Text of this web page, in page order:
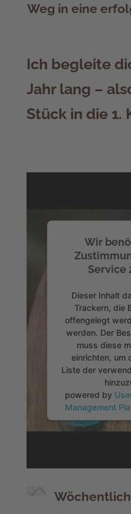
Weg in eine
Ich begleite
Jahr lang –
Stück in die 1.
Wir
Service
Dieser Inhalt
Trackern, die
offengelegt
werden. Der
muss diese
einrichten, um
Liste der
powered by
Management